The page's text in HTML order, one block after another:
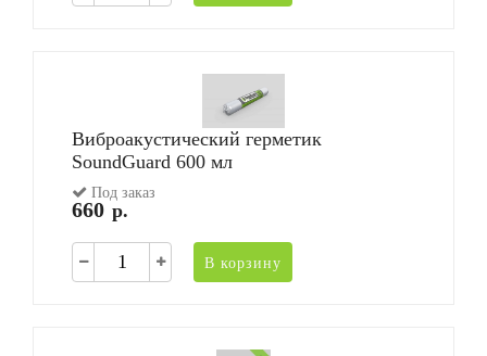
Виброакустический герметик
SoundGuard 600 мл
Под заказ
660 р.
В корзину